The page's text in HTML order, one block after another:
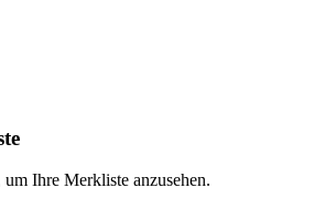
Ihre Merkliste anzusehen.